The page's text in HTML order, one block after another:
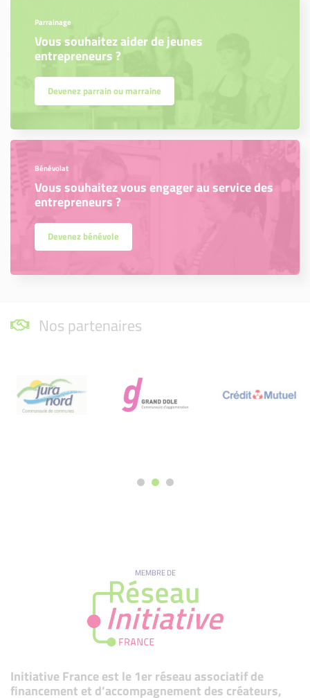
Parrainage
Vous souhaitez aider de jeunes
entrepreneurs ?
Devenez parrain ou marraine
Bénévolat
Vous souhaitez vous engager au service des
entrepreneurs ?
Devenez bénévole
Nos partenaires
MEMBRE DE
Initiative France est le 1er réseau associatif de
financement et d’accompagnement des créateurs,